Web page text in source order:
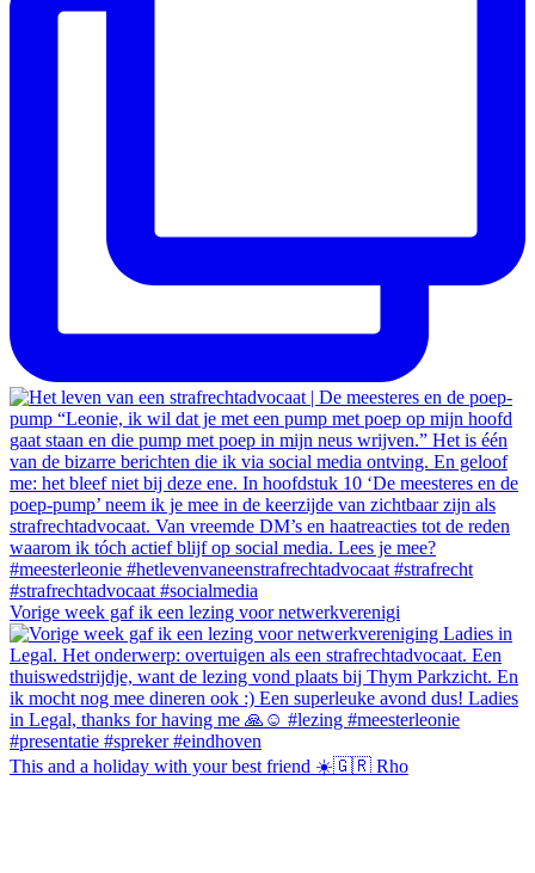
Vorige week gaf ik een lezing voor netwerkverenigi
This and a holiday with your best friend ☀️🇬🇷 Rho